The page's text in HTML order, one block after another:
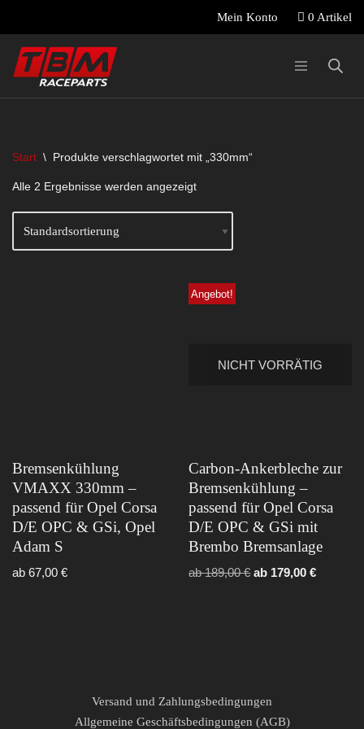
Zum
Inhalt
springen
Mein Konto 0 Artikel
Start \ Produkte verschlagwortet mit „330mm“
Alle 2 Ergebnisse werden angezeigt
Bremsenkühlung
VMAXX 330mm –
passend für Opel Corsa
D/E OPC & GSi, Opel
Adam S
ab 67,00 €
NICHT VORRÄTIG
Angebot!
Carbon-Ankerbleche zur
Bremsenkühlung –
passend für Opel Corsa
D/E OPC & GSi mit
Brembo Bremsanlage
ab189,00€ ab 179,00€
Versand und Zahlungsbedingungen
Allgemeine Geschäftsbedingungen (AGB)